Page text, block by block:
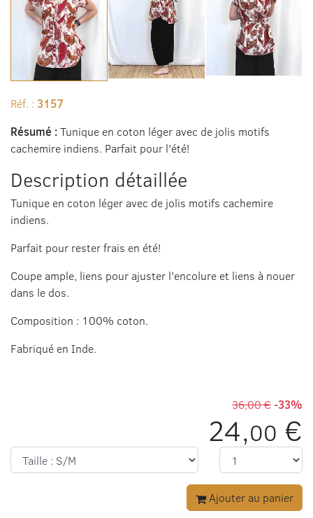
Réf. : 3157
Résumé :Tunique en coton léger avec de jolis motifs
cachemire indiens. Parfait pour l'été!
Description détaillée
Tunique en coton léger avec de jolis motifs cachemire
indiens.
Parfait pour rester frais en été!
Coupe ample, liens pour ajuster l'encolure et liens à nouer
dans le dos.
Composition : 100% coton.
Fabriqué en Inde.
36,00 €-33%
24,00 €
Ajouter au panier